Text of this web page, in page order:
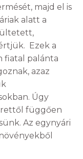
majd el is
alatt a
ültetett,
Ezek a
fiatal palánta
azaz
Úgy
függően
Az egynyári